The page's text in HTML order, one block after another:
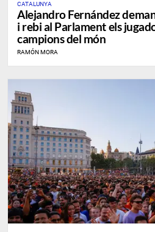
CATALUNYA
Alejandro Fernández
i rebi al Parlament els
campions del món
RAMÓN MORA